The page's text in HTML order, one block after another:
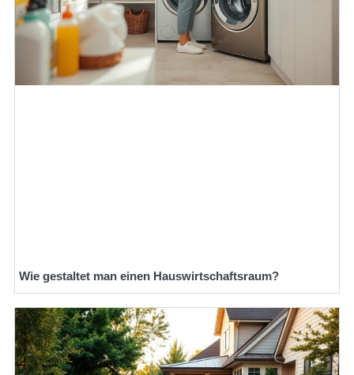
Wie gestaltet man einen Hauswirtschaftsraum?